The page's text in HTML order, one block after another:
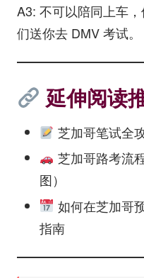
A3: 不可以陪同上车
们送你去 DMV 考试。
延伸阅读
芝加哥笔试全
芝加哥路考流
图）
如何在芝加哥
指南